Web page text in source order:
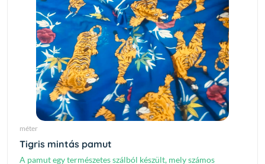
méter
Tigris mintás pamut
A pamut egy természetes szálból készült, mely számos